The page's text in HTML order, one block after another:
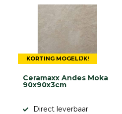
KORTING MOGELIJK!
Ceramaxx Andes Moka
90x90x3cm
Direct leverbaar